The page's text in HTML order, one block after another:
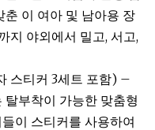
이 여아 및 남아용 장
지 야외에서 밀고, 서고,
스티커 3세트 포함) –
부착이 가능한 맞춤형
이 스티커를 사용하여